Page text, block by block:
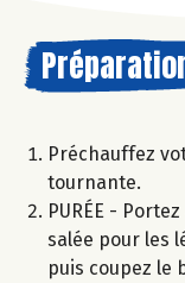
Préchauffez
tournante.
PURÉE -
salée pour les
puis coupez le